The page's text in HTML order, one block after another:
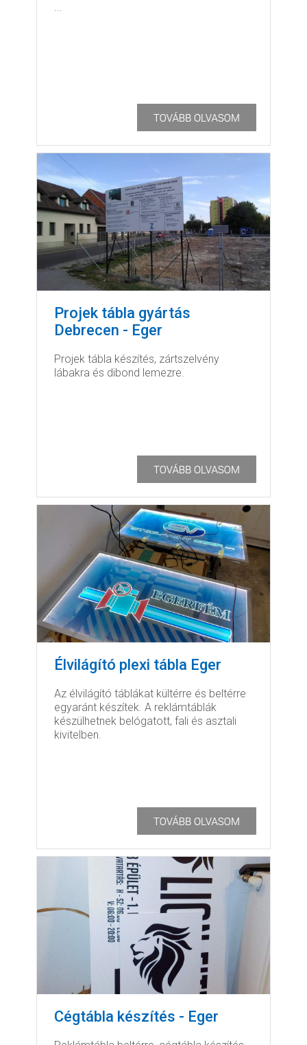
...
Projek tábla gyártás
Debrecen - Eger
Projek tábla készítés, zártszelvény
lábakra és dibond lemezre.
Élvilágító plexi tábla Eger
Az élvilágító táblákat kültérre és beltérre
egyaránt készítek. A reklámtáblák
készülhetnek belógatott, fali és asztali
kivitelben.
Cégtábla készítés - Eger